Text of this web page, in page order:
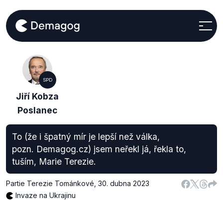
SPD
Jiří Kobza
Poslanec
To (že i špatný mír je lepší než válka,
pozn. Demagog.cz) jsem neřekl já, řekla to,
tuším, Marie Terezie.
Partie Terezie Tománkové 30. dubna 2023
Invaze na Ukrajinu